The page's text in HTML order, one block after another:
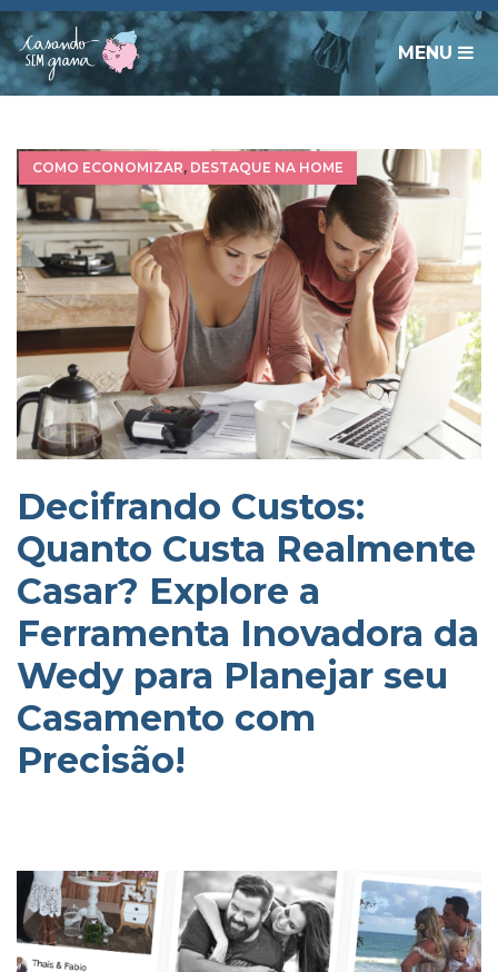
MENU
COMO ECONOMIZAR, DESTAQUE NA HOME
Decifrando Custos:
Quanto Custa Realmente
Casar? Explore a
Ferramenta Inovadora da
Wedy para Planejar seu
Casamento com
Precisão!